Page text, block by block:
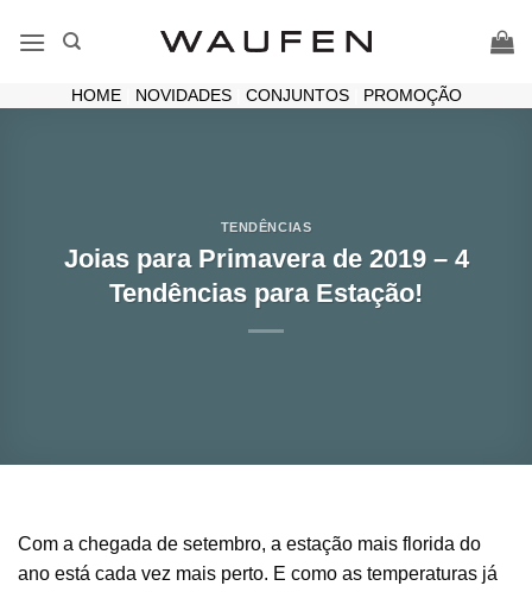
HOME| NOVIDADES| CONJUNTOS| PROMOÇÃO
TENDÊNCIAS
Joias para Primavera de 2019 – 4
Tendências para Estação!
Com a chegada de setembro, a estação mais florida do
ano está cada vez mais perto. E como as temperaturas já